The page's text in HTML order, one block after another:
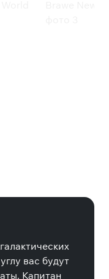
вас будут
Капитан